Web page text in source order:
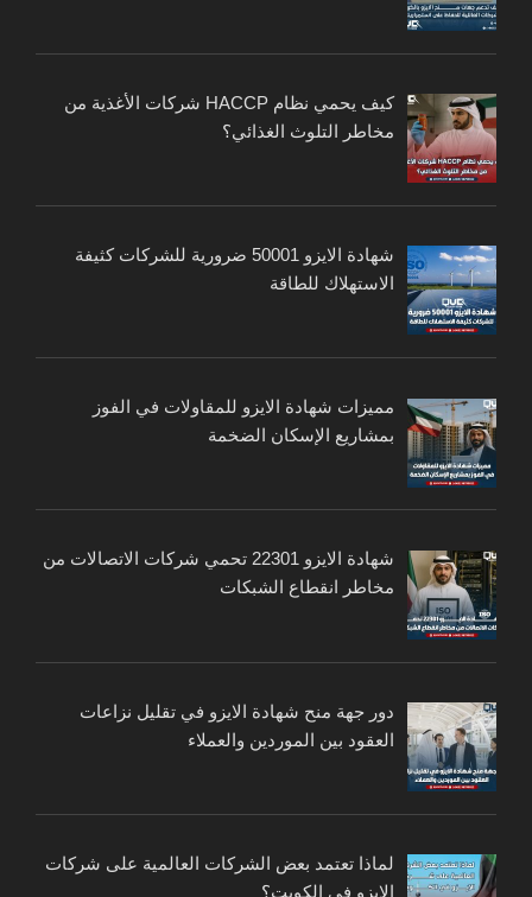
كيف يحمي نظام HACCP شركات الأغذية من
مخاطر التلوث الغذائي؟
شهادة الايزو 50001 ضرورية للشركات كثيفة
الاستهلاك للطاقة
مميزات شهادة الايزو للمقاولات في الفوز
بمشاريع الإسكان الضخمة
شهادة الايزو 22301 تحمي شركات الاتصالات من
مخاطر انقطاع الشبكات
دور جهة منح شهادة الايزو في تقليل نزاعات
العقود بين الموردين والعملاء
لماذا تعتمد بعض الشركات العالمية على شركات
الايزو في الكويت؟